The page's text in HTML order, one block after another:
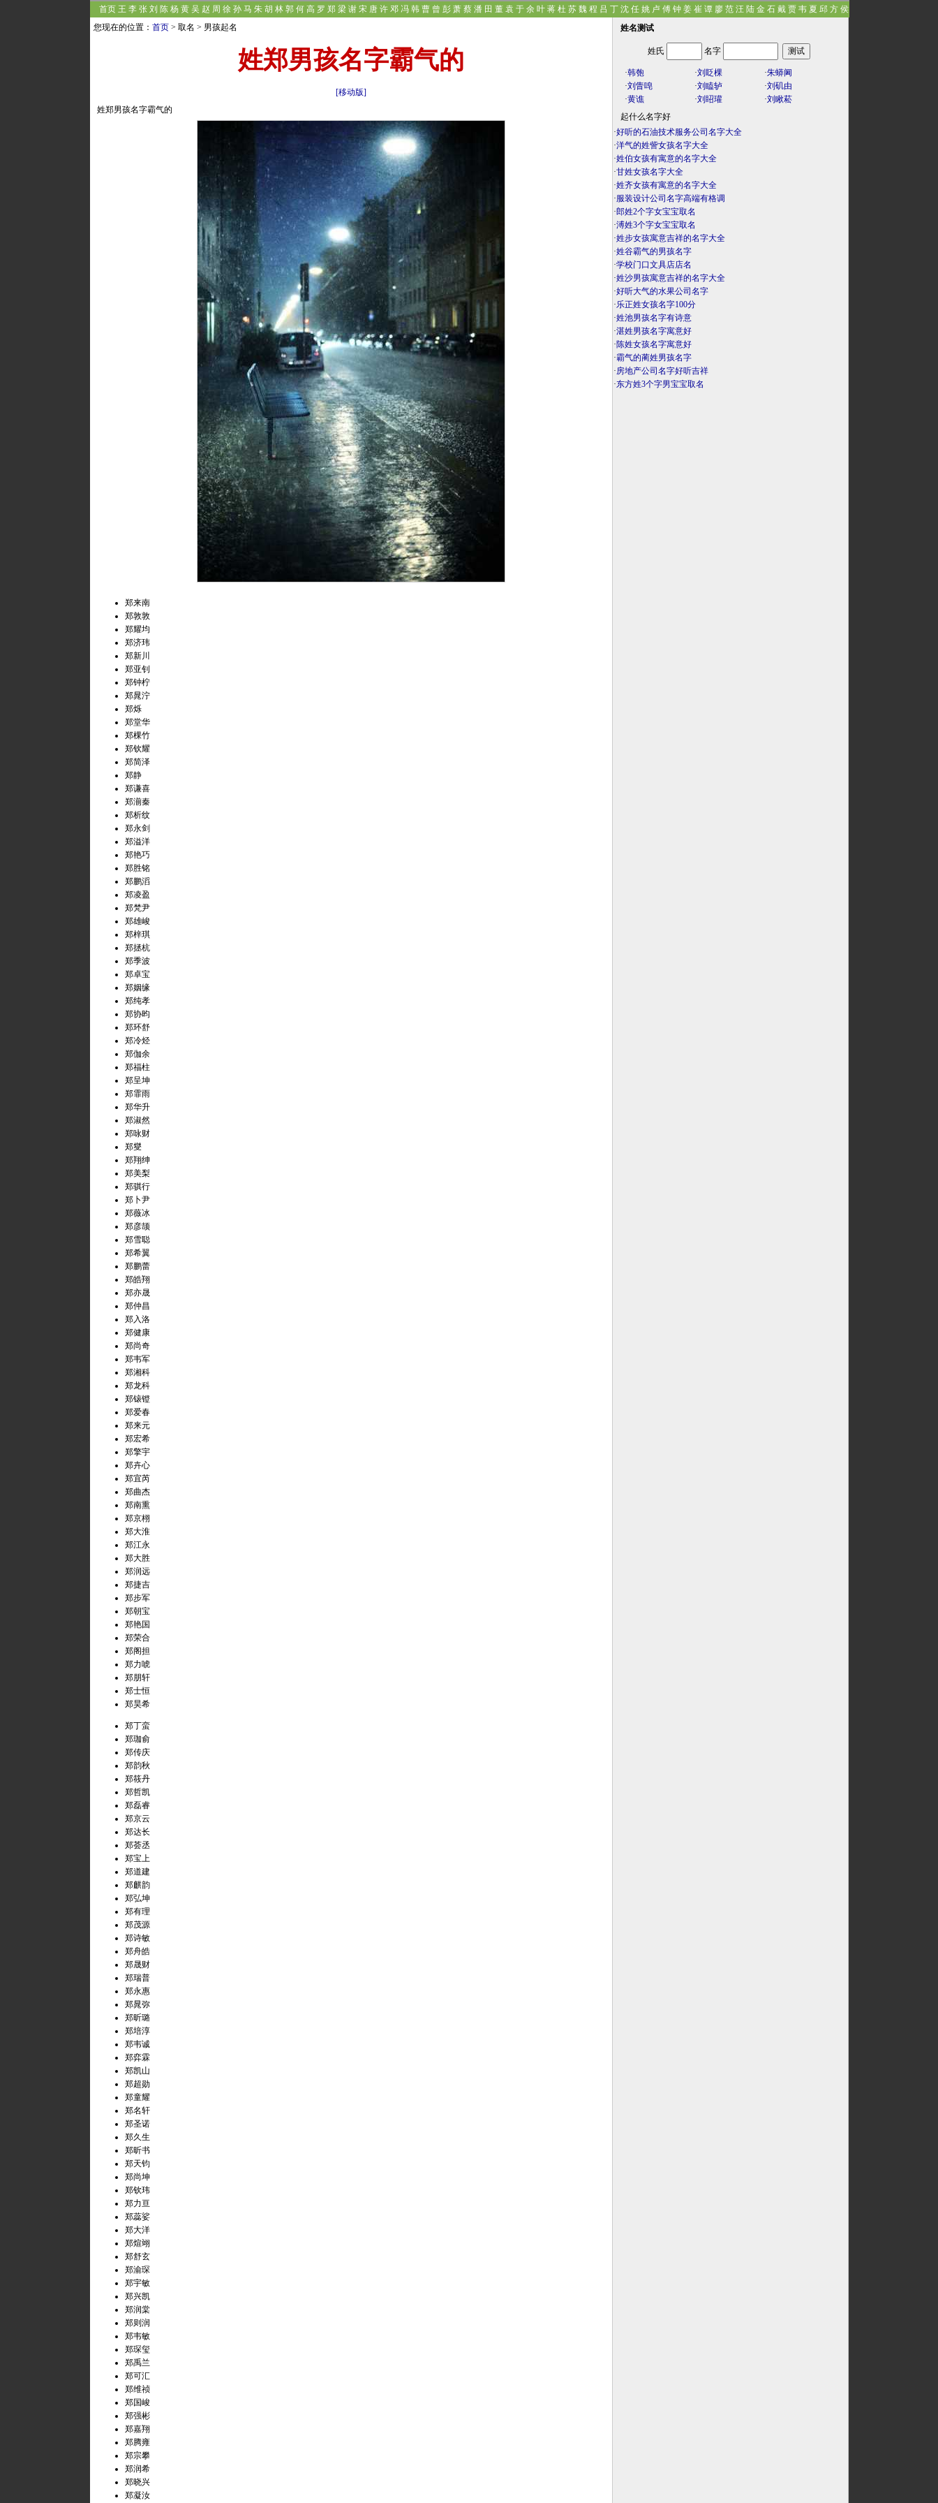
首页 王 李 张 刘 陈 杨 黄 吴 赵 周 徐 孙 马 朱 胡 林 郭 何 高 罗 郑 梁 谢 宋 唐 许 邓 冯 韩 曹 曾 彭 萧 蔡 潘 田 董 袁 于 余 叶 蒋 杜 苏 魏 程 吕 丁 沈 任 姚 卢 傅 钟 姜 崔 谭 廖 范 汪 陆 金 石 戴 贾 韦 夏 邱 方 侯
邹 熊 孟 秦 白 江 阎 薛 尹 段 黎 史 龙
您现在的位置： 首页> 取名 > 男孩起名
姓郑男孩名字霸气的
[移动版]
姓郑男孩名字霸气的
郑来南
郑敦敦
郑耀均
郑济玮
郑新川
郑亚钊
郑钟柠
郑晁泞
郑烁
郑堂华
郑棵竹
郑钦耀
郑简泽
郑静
郑谦喜
郑湔秦
郑析纹
郑永剑
郑溢洋
郑艳巧
郑胜铭
郑鹏滔
郑凌盈
郑梵尹
郑雄峻
郑梓琪
郑拯杭
郑季波
郑卓宝
郑姻缘
郑纯孝
郑协昀
郑环舒
郑冷烃
郑伽余
郑福柱
郑呈坤
郑霏雨
郑华升
郑淑然
郑咏财
郑燮
郑翔绅
郑美梨
郑骐行
郑卜尹
郑薇冰
郑彦颉
郑雪聪
郑希翼
郑鹏蕾
郑皓翔
郑亦晟
郑仲昌
郑入洛
郑健康
郑尚奇
郑韦军
郑湘科
郑龙科
郑锿镫
郑爱春
郑来元
郑宏希
郑擎宇
郑卉心
郑宜芮
郑曲杰
郑南熏
郑京栩
郑大淮
郑江永
郑大胜
郑润远
郑捷吉
郑步军
郑朝宝
郑艳国
郑荣合
郑阁担
郑力唬
郑朋轩
郑士恒
郑昊希
郑丁蛮
郑珈俞
郑传庆
郑韵秋
郑筱丹
郑哲凯
郑磊睿
郑京云
郑达长
郑荟丞
郑宝上
郑道建
郑麒韵
郑弘坤
郑有理
郑茂源
郑诗敏
郑舟皓
郑晟财
郑瑞普
郑永惠
郑晁弥
郑昕璐
郑培淳
郑韦诚
郑弈霖
郑凯山
郑超勋
郑童耀
郑名轩
郑圣诺
郑久生
郑昕书
郑天钧
郑尚坤
郑钦玮
郑力亘
郑蕊娑
郑大洋
郑煊翊
郑舒玄
郑渝琛
郑宇敏
郑兴凯
郑润棠
郑则润
郑韦敏
郑琛玺
郑禹兰
郑可汇
郑维祯
郑国峻
郑强彬
郑嘉翔
郑腾雍
郑宗攀
郑润希
郑晓兴
郑凝汝
姓名测试
姓氏 名字
·韩匏 ·刘眨棵 ·朱蟒阃
·刘眚唣 ·刘瞌轳 ·刘矶由
·黄谯 ·刘眧瓘 ·刘瞅菘
起什么名字好
·好听的石油技术服务公司名字大全
·洋气的姓訾女孩名字大全
·姓伯女孩有寓意的名字大全
·甘姓女孩名字大全
·姓齐女孩有寓意的名字大全
·服装设计公司名字高端有格调
·郎姓2个字女宝宝取名
·溥姓3个字女宝宝取名
·姓步女孩寓意吉祥的名字大全
·姓谷霸气的男孩名字
·学校门口文具店店名
·姓沙男孩寓意吉祥的名字大全
·好听大气的水果公司名字
·乐正姓女孩名字100分
·姓池男孩名字有诗意
·湛姓男孩名字寓意好
·陈姓女孩名字寓意好
·霸气的蔺姓男孩名字
·房地产公司名字好听吉祥
·东方姓3个字男宝宝取名